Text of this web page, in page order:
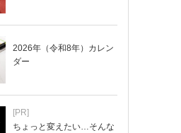
2026年（令和8年）カレン
ダー
[PR]
ちょっと変えたい…そんな